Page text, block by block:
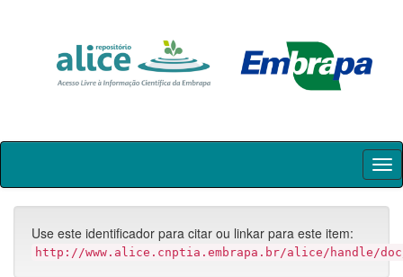
Skip
Use este identificador para citar ou linkar para este item:
http://www.alice.cnptia.embrapa.br/alice/handle/